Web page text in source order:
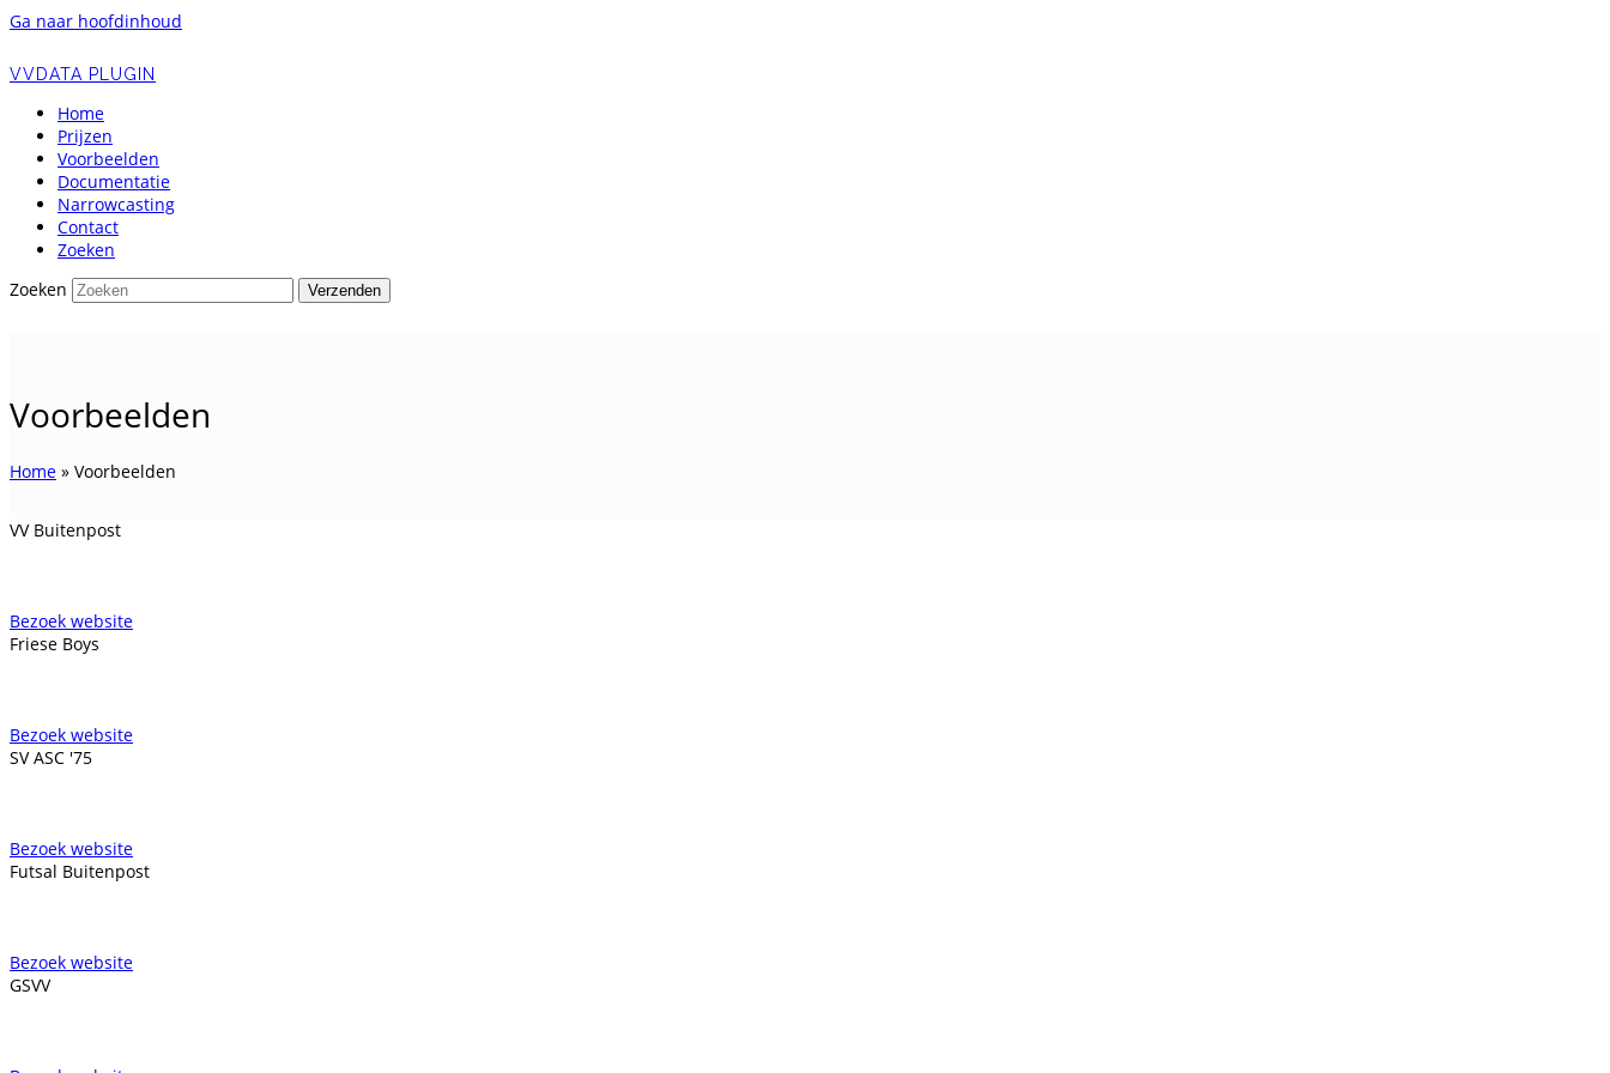
Ga naar hoofdinhoud
VVDATA PLUGIN
Home
Prijzen
Voorbeelden
Documentatie
Narrowcasting
Contact
Zoeken
Zoeken
Verzenden
Voorbeelden
Home » Voorbeelden
VV Buitenpost
Bezoek website
Friese Boys
Bezoek website
SV ASC '75
Bezoek website
Futsal Buitenpost
Bezoek website
GSVV